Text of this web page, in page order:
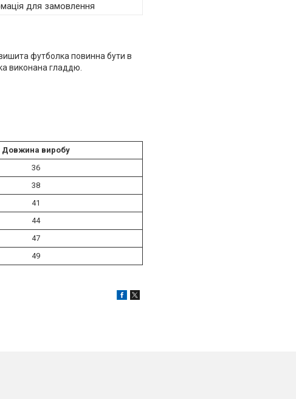
для замовлення
футболка повинна бути в
виконана гладдю.
Довжина виробу
36
38
41
44
47
49